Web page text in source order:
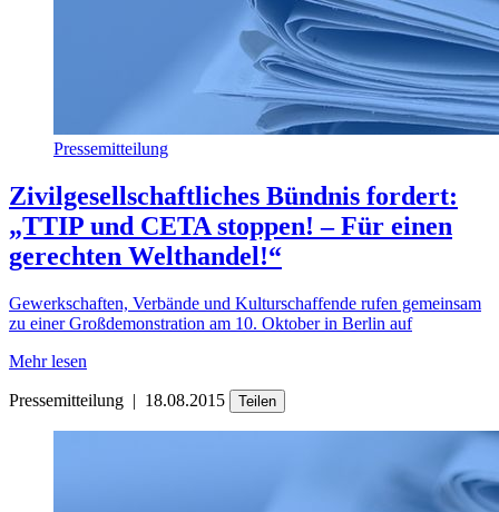
Pressemitteilung
Zivilgesellschaftliches Bündnis fordert:
„TTIP und CETA stoppen! – Für einen
gerechten Welthandel!“
Gewerkschaften, Verbände und Kulturschaffende rufen gemeinsam
zu einer Großdemonstration am 10. Oktober in Berlin auf
Mehr lesen
Pressemitteilung | 18.08.2015 Teilen